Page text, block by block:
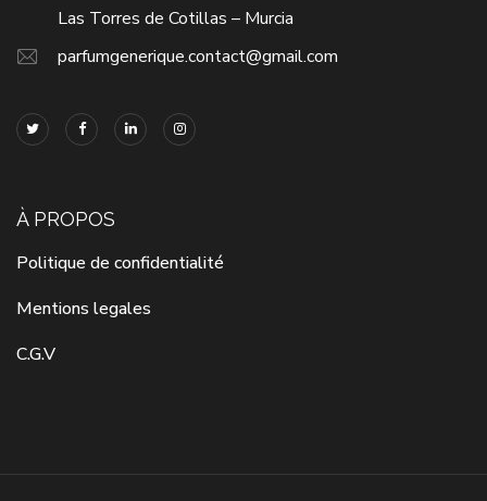
Las Torres de Cotillas – Murcia
parfumgenerique.contact@gmail.com
À PROPOS
Politique de confidentialité
Mentions legales
C.G.V